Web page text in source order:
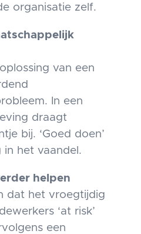
organisatie zelf.
van een
In een
draagt
bij. ‘Goed doen’
het vaandel.
helpen
dat het vroegtijdig
‘at risk’
een